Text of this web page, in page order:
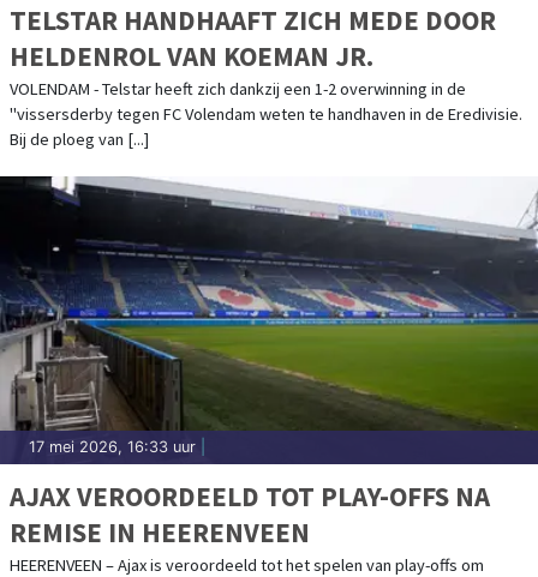
TELSTAR HANDHAAFT ZICH MEDE DOOR
HELDENROL VAN KOEMAN JR.
VOLENDAM - Telstar heeft zich dankzij een 1-2 overwinning in de
"vissersderby tegen FC Volendam weten te handhaven in de Eredivisie.
Bij de ploeg van [...]
17 mei 2026, 16:33 uur
AJAX VEROORDEELD TOT PLAY-OFFS NA
REMISE IN HEERENVEEN
HEERENVEEN – Ajax is veroordeeld tot het spelen van play-offs om